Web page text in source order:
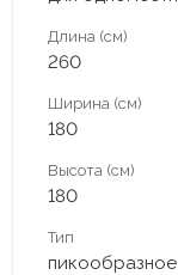
Длина (см)
260
Ширина (см)
180
Высота (см)
180
Тип
пикообразное